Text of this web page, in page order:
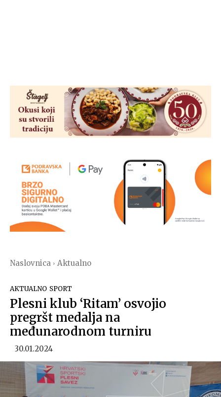
Naslovnica Aktualno
AKTUALNO SPORT
Plesni klub ‘Ritam’ osvojio
pregršt medalja na
međunarodnom turniru
30.01.2024